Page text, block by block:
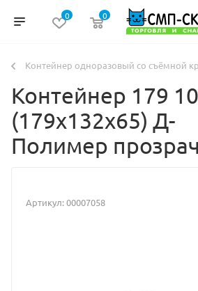
0 0
Контейнер одноразовый со съёмной
Контейнер 179
(179х132х65) Д-
Полимер
Артикул:00007058